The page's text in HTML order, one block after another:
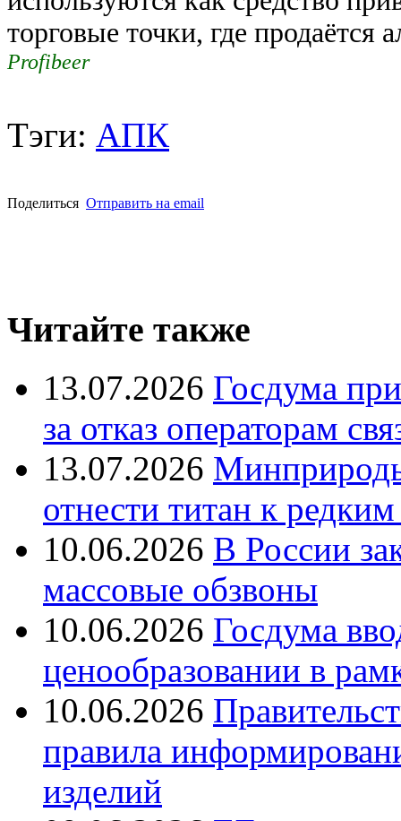
торговые точки, где продаётся
Profibeer
Тэги: АПК
Поделиться Отправить на email
Читайте также
13.07.2026 Госдума
за отказ операторам
13.07.2026
отнести титан к
10.06.2026 В России
массовые обзвоны
10.06.2026 Госдума
ценообразовании в
10.06.2026
правила
изделий